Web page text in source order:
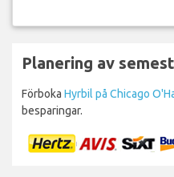
Planering av
Förboka Hyrbil på Chicago
besparingar.